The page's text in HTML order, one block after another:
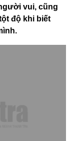
vui, cũng
độ khi biết